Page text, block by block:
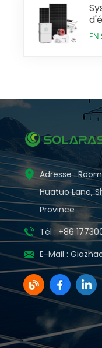
Adresse :
Huatuo Lane,
Province
Tél : +86
E-Mail :